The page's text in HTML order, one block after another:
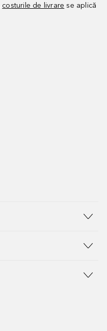
costurile de livrare se aplică